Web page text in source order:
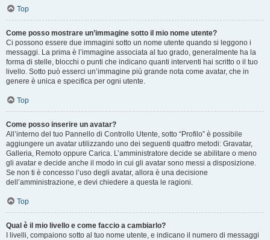
Top
Come posso mostrare un’immagine sotto il mio nome utente?
Ci possono essere due immagini sotto un nome utente quando si leggono i
messaggi. La prima è l’immagine associata al tuo grado, generalmente ha la
forma di stelle, blocchi o punti che indicano quanti interventi hai scritto o il tuo
livello. Sotto può esserci un’immagine più grande nota come avatar, che in
genere è unica e specifica per ogni utente.
Top
Come posso inserire un avatar?
All’interno del tuo Pannello di Controllo Utente, sotto “Profilo” è possibile
aggiungere un avatar utilizzando uno dei seguenti quattro metodi: Gravatar,
Galleria, Remoto oppure Carica. L’amministratore decide se abilitare o meno
gli avatar e decide anche il modo in cui gli avatar sono messi a disposizione.
Se non ti è concesso l’uso degli avatar, allora è una decisione
dell’amministrazione, e devi chiedere a questa le ragioni.
Top
Qual è il mio livello e come faccio a cambiarlo?
I livelli, compaiono sotto al tuo nome utente, e indicano il numero di messaggi